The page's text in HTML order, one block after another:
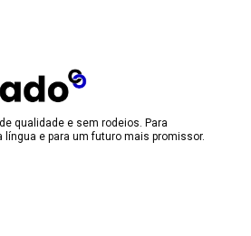
qualidade e sem rodeios. Para
e para um futuro mais promissor.